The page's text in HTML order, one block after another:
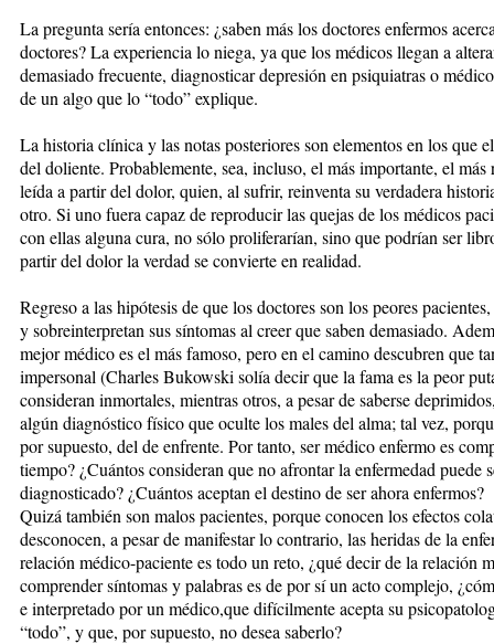
La pregunta sería entonces: ¿saben más los doctores enfermos
doctores? La experiencia lo niega, ya que los médicos llegan a
demasiado frecuente, diagnosticar depresión en psiquiatras o
de un algo que lo “todo” explique.
La historia clínica y las notas posteriores son elementos en los que
del doliente. Probablemente, sea, incluso, el más importante, el
leída a partir del dolor, quien, al sufrir, reinventa su verdadera
otro. Si uno fuera capaz de reproducir las quejas de los médicos
con ellas alguna cura, no sólo proliferarían, sino que podrían ser
partir del dolor la verdad se convierte en realidad.
Regreso a las hipótesis de que los doctores son los peores
y sobreinterpretan sus síntomas al creer que saben demasiado.
mejor médico es el más famoso, pero en el camino descubren que
impersonal (Charles Bukowski solía decir que la fama es la peor
consideran inmortales, mientras otros, a pesar de saberse
algún diagnóstico físico que oculte los males del alma; tal vez,
por supuesto, del de enfrente. Por tanto, ser médico enfermo es
tiempo? ¿Cuántos consideran que no afrontar la enfermedad puede
diagnosticado? ¿Cuántos aceptan el destino de ser ahora enfermos?
Quizá también son malos pacientes, porque conocen los efectos
desconocen, a pesar de manifestar lo contrario, las heridas de la
relación médico-paciente es todo un reto, ¿qué decir de la relación
comprender síntomas y palabras es de por sí un acto complejo,
e interpretado por un médico,que difícilmente acepta su
“todo”, y que, por supuesto, no desea saberlo?